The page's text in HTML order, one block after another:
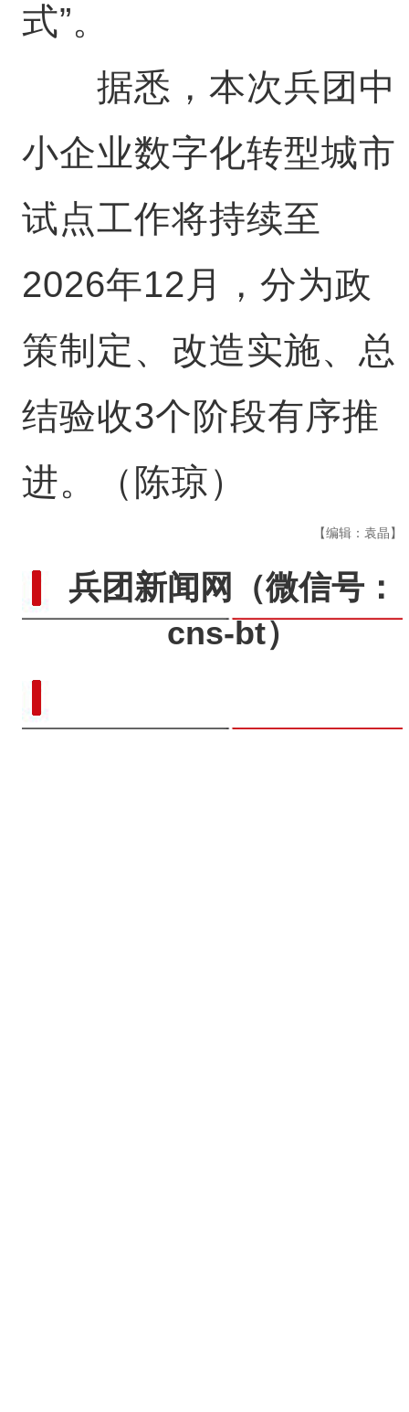
式”。
据悉，本次兵团中
小企业数字化转型城市
试点工作将持续至
2026年12月，分为政
策制定、改造实施、总
结验收3个阶段有序推
进。（陈琼）
【编辑：袁晶】
兵团新闻网
（微信号：
cns-bt）